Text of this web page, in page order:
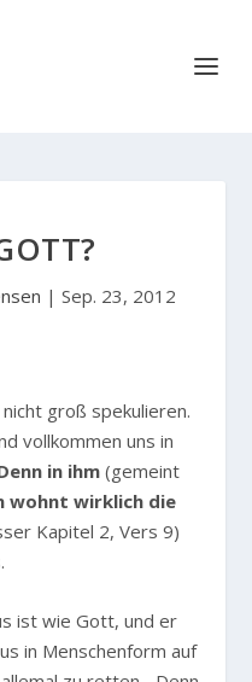
| Sep. 23, 2012
groß spekulieren.
vollkommen uns in
in ihm(gemeint
wohnt wirklich die
Kapitel 2, Vers 9)
ist wie Gott, und er
in Menschenform auf